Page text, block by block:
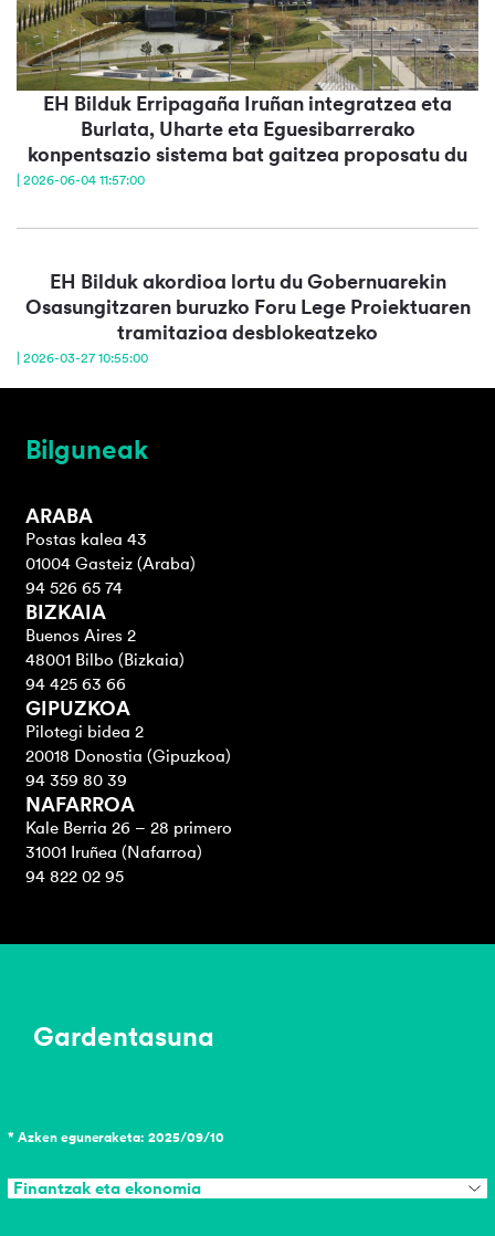
EH Bilduk Erripagaña Iruñan integratzea eta
Burlata, Uharte eta Eguesibarrerako
konpentsazio sistema bat gaitzea proposatu du
| 2026-06-04 11:57:00
EH Bilduk akordioa lortu du Gobernuarekin
Osasungitzaren buruzko Foru Lege Proiektuaren
tramitazioa desblokeatzeko
| 2026-03-27 10:55:00
Bilguneak
ARABA
Postas kalea 43
01004 Gasteiz (Araba)
94 526 65 74
BIZKAIA
Buenos Aires 2
48001 Bilbo (Bizkaia)
94 425 63 66
GIPUZKOA
Pilotegi bidea 2
20018 Donostia (Gipuzkoa)
94 359 80 39
NAFARROA
Kale Berria 26 – 28 primero
31001 Iruñea (Nafarroa)
94 822 02 95
Gardentasuna
* Azken eguneraketa: 2025/09/10
Finantzak eta ekonomia